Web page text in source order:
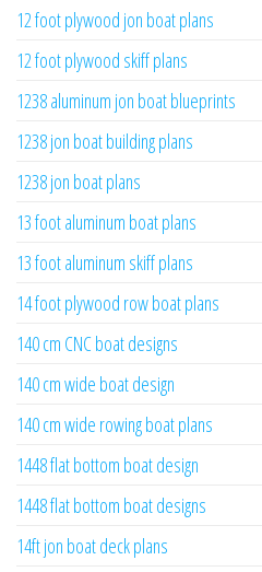
12 foot plywood jon boat plans
12 foot plywood skiff plans
1238 aluminum jon boat blueprints
1238 jon boat building plans
1238 jon boat plans
13 foot aluminum boat plans
13 foot aluminum skiff plans
14 foot plywood row boat plans
140 cm CNC boat designs
140 cm wide boat design
140 cm wide rowing boat plans
1448 flat bottom boat design
1448 flat bottom boat designs
14ft jon boat deck plans